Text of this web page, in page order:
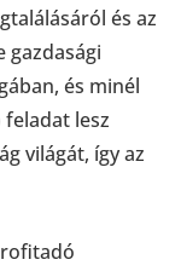
és az
gazdasági
és minél
lesz
világát, így az